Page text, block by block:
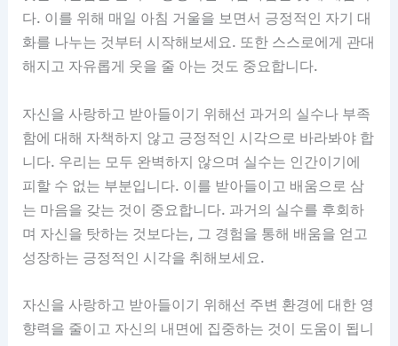
다. 이를 위해 매일 아침 거울을 보면서 긍정적인 자기 대
화를 나누는 것부터 시작해보세요. 또한 스스로에게 관대
해지고 자유롭게 웃을 줄 아는 것도 중요합니다.
자신을 사랑하고 받아들이기 위해선 과거의 실수나 부족
함에 대해 자책하지 않고 긍정적인 시각으로 바라봐야 합
니다. 우리는 모두 완벽하지 않으며 실수는 인간이기에
피할 수 없는 부분입니다. 이를 받아들이고 배움으로 삼
는 마음을 갖는 것이 중요합니다. 과거의 실수를 후회하
며 자신을 탓하는 것보다는, 그 경험을 통해 배움을 얻고
성장하는 긍정적인 시각을 취해보세요.
자신을 사랑하고 받아들이기 위해선 주변 환경에 대한 영
향력을 줄이고 자신의 내면에 집중하는 것이 도움이 됩니